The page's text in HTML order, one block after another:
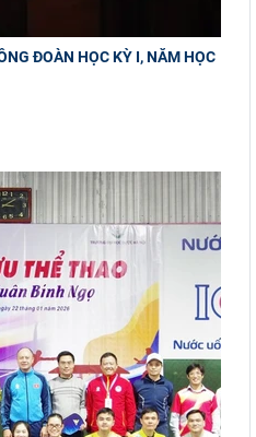
ĐOÀN HỌC KỲ I, NĂM HỌC